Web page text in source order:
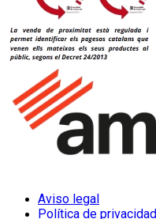
Aviso legal
Política de privacidad